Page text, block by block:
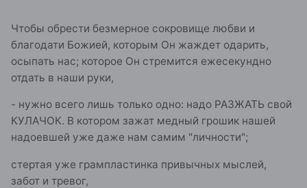
Чтобы обрести безмерное сокровище любви и
благодати Божией, которым Он жаждет одарить,
осыпать нас; которое Он стремится ежесекундно
отдать в наши руки,
- нужно всего лишь только одно: надо РАЗЖАТЬ свой
КУЛАЧОК. В котором зажат медный грошик нашей
надоевшей уже даже нам самим "личности";
стертая уже грампластинка привычных мыслей,
забот и тревог,